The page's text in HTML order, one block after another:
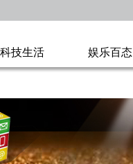
科技生活 娱乐百态